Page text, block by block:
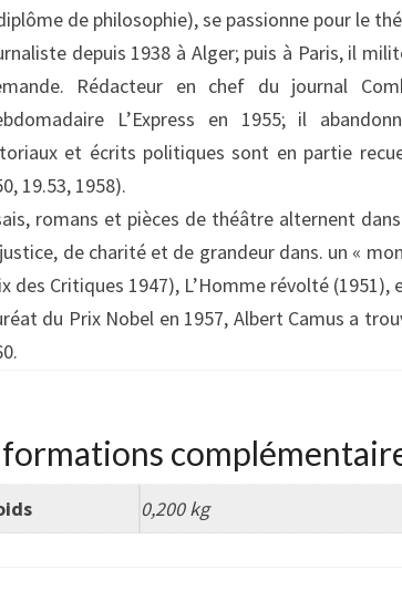
de philosophie), se passionne pour le
depuis 1938 à Alger; puis à Paris, il
Rédacteur en chef du journal
L’Express en 1955; il
et écrits politiques sont en partie
19.53, 1958).
romans et pièces de théâtre alternent
de charité et de grandeur dans. un «
des Critiques 1947), L’Homme révolté (1951),
du Prix Nobel en 1957, Albert Camus a
0,200 kg